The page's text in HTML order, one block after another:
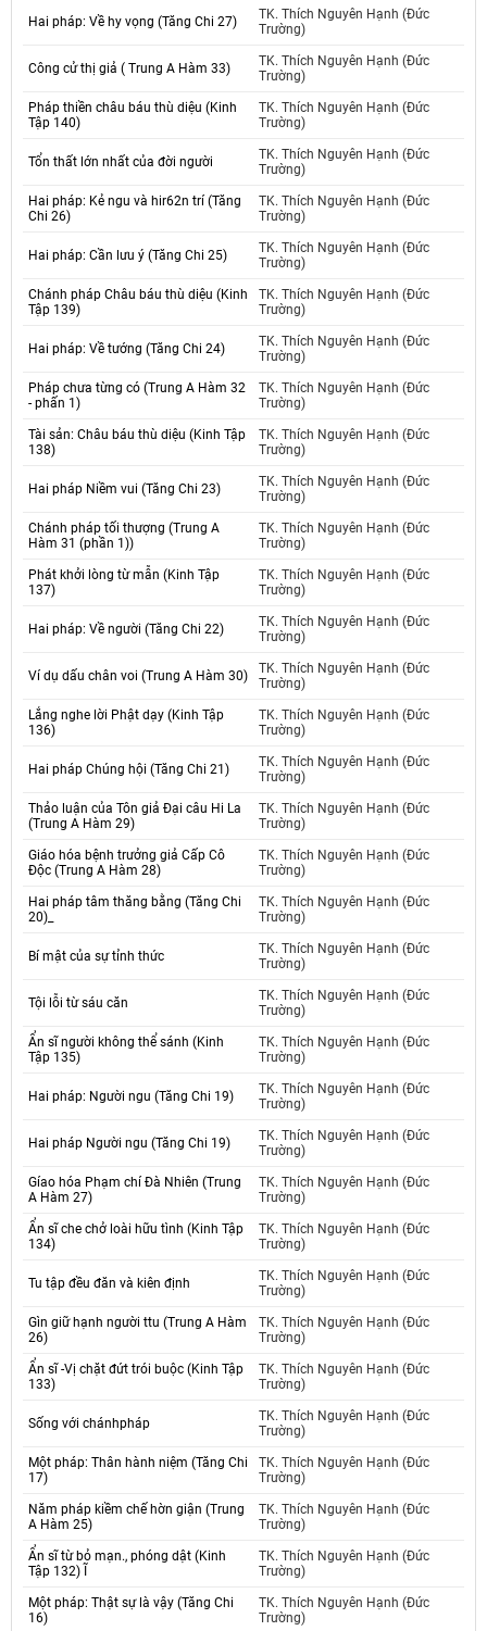
Hai pháp: Về hy vọng (Tăng Chi 27)
TK. Thích Nguyên Hạnh (Đức
Trường)
Công cử thị giả ( Trung A Hàm 33)
TK. Thích Nguyên Hạnh (Đức
Trường)
Pháp thiền châu báu thù diệu (Kinh
Tập 140)
TK. Thích Nguyên Hạnh (Đức
Trường)
Tổn thất lớn nhất của đời người
TK. Thích Nguyên Hạnh (Đức
Trường)
Hai pháp: Kẻ ngu và hir62n trí (Tăng
Chi 26)
TK. Thích Nguyên Hạnh (Đức
Trường)
Hai pháp: Cần lưu ý (Tăng Chi 25)
TK. Thích Nguyên Hạnh (Đức
Trường)
Chánh pháp Châu báu thù diệu (Kinh
Tập 139)
TK. Thích Nguyên Hạnh (Đức
Trường)
Hai pháp: Về tướng (Tăng Chi 24)
TK. Thích Nguyên Hạnh (Đức
Trường)
Pháp chưa từng có (Trung A Hàm 32
- phấn 1)
TK. Thích Nguyên Hạnh (Đức
Trường)
Tài sản: Châu báu thù diệu (Kinh Tập
138)
TK. Thích Nguyên Hạnh (Đức
Trường)
Hai pháp Niềm vui (Tăng Chi 23)
TK. Thích Nguyên Hạnh (Đức
Trường)
Chánh pháp tối thượng (Trung A
Hàm 31 (phần 1))
TK. Thích Nguyên Hạnh (Đức
Trường)
Phát khởi lòng từ mẫn (Kinh Tập
137)
TK. Thích Nguyên Hạnh (Đức
Trường)
Hai pháp: Về người (Tăng Chi 22)
TK. Thích Nguyên Hạnh (Đức
Trường)
Ví dụ dấu chân voi (Trung A Hàm 30)
TK. Thích Nguyên Hạnh (Đức
Trường)
Lắng nghe lời Phật dạy (Kinh Tập
136)
TK. Thích Nguyên Hạnh (Đức
Trường)
Hai pháp Chúng hội (Tăng Chi 21)
TK. Thích Nguyên Hạnh (Đức
Trường)
Thảo luận của Tôn giả Đại câu Hi La
(Trung A Hàm 29)
TK. Thích Nguyên Hạnh (Đức
Trường)
Giáo hóa bệnh trưởng giả Cấp Cô
Độc (Trung A Hàm 28)
TK. Thích Nguyên Hạnh (Đức
Trường)
Hai pháp tâm thăng bằng (Tăng Chi
20)_
TK. Thích Nguyên Hạnh (Đức
Trường)
Bí mật của sự tỉnh thức
TK. Thích Nguyên Hạnh (Đức
Trường)
Tội lỗi từ sáu căn
TK. Thích Nguyên Hạnh (Đức
Trường)
Ẩn sĩ người không thể sánh (Kinh
Tập 135)
TK. Thích Nguyên Hạnh (Đức
Trường)
Hai pháp: Người ngu (Tăng Chi 19)
TK. Thích Nguyên Hạnh (Đức
Trường)
Hai pháp Người ngu (Tăng Chi 19)
TK. Thích Nguyên Hạnh (Đức
Trường)
Gíao hóa Phạm chí Đà Nhiên (Trung
A Hàm 27)
TK. Thích Nguyên Hạnh (Đức
Trường)
Ẩn sĩ che chở loài hữu tình (Kinh Tập
134)
TK. Thích Nguyên Hạnh (Đức
Trường)
Tu tập đều đăn và kiên định
TK. Thích Nguyên Hạnh (Đức
Trường)
Gìn giữ hạnh người ttu (Trung A Hàm
26)
TK. Thích Nguyên Hạnh (Đức
Trường)
Ẩn sĩ -Vị chặt đứt trói buộc (Kinh Tập
133)
TK. Thích Nguyên Hạnh (Đức
Trường)
Sống với chánhpháp
TK. Thích Nguyên Hạnh (Đức
Trường)
Một pháp: Thân hành niệm (Tăng Chi
17)
TK. Thích Nguyên Hạnh (Đức
Trường)
Năm pháp kiềm chế hờn giận (Trung
A Hàm 25)
TK. Thích Nguyên Hạnh (Đức
Trường)
Ẩn sĩ từ bỏ mạn., phóng dật (Kinh
Tập 132) Ĩ
TK. Thích Nguyên Hạnh (Đức
Trường)
Một pháp: Thật sự là vậy (Tăng Chi
16)
TK. Thích Nguyên Hạnh (Đức
Trường)